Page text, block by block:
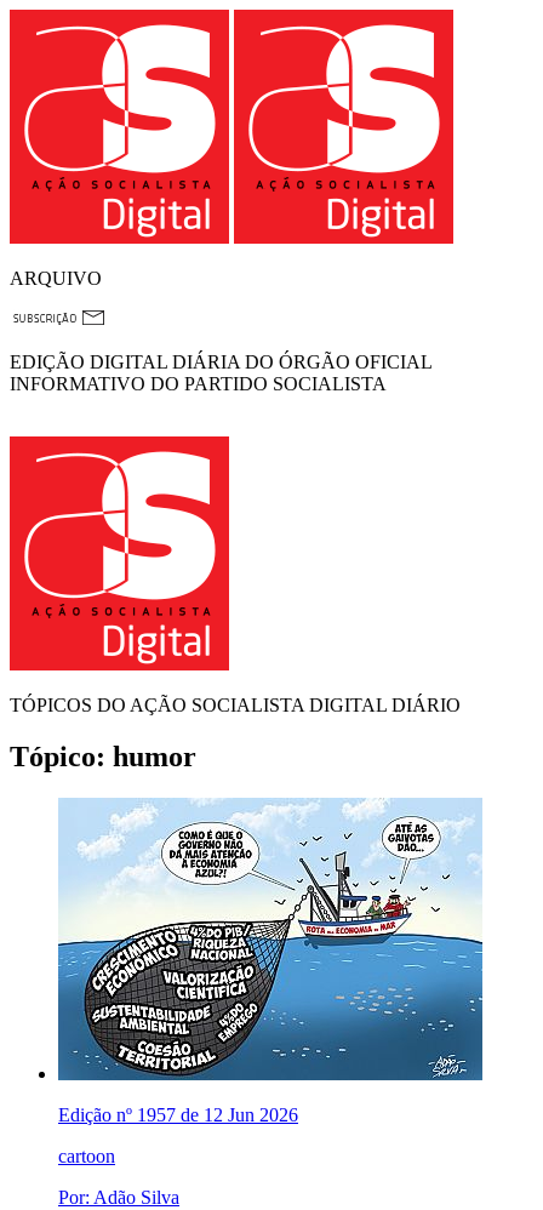
ARQUIVO
EDIÇÃO DIGITAL DIÁRIA DO ÓRGÃO OFICIAL
INFORMATIVO DO PARTIDO SOCIALISTA
TÓPICOS DO AÇÃO SOCIALISTA DIGITAL DIÁRIO
Tópico: humor
Edição nº 1957 de 12 Jun 2026
cartoon
Por: Adão Silva